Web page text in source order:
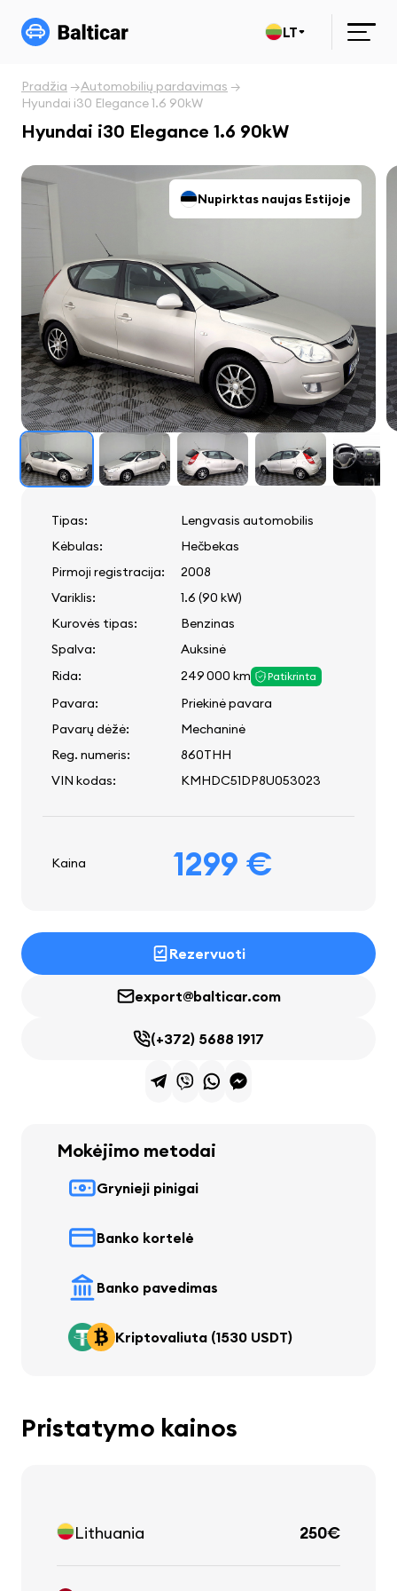
LT
Pradžia
Automobilių pardavimas
Hyundai i30 Elegance 1.6 90kW
Hyundai i30 Elegance 1.6 90kW
Tipas:
Lengvasis automobilis
Kėbulas:
Hečbekas
Pirmoji registracija:
2008
Variklis:
1.6 (90 kW)
Kurovės tipas:
Benzinas
Spalva:
Auksinė
Rida:
249 000 km Patikrinta
Pavara:
Priekinė pavara
Pavarų dėžė:
Mechaninė
Reg. numeris:
860THH
VIN kodas:
KMHDC51DP8U053023
Kaina 1299 €
Nupirktas naujas Estijoje
Rezervuoti
export@balticar.com
(+372) 5688 1917
Mokėjimo metodai
Grynieji pinigai
Banko kortelė
Banko pavedimas
Kriptovaliuta (1530 USDT)
Pristatymo kainos
Lithuania 250€